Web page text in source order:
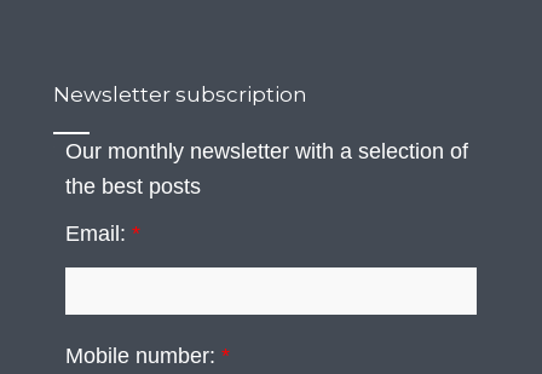
Newsletter subscription
Our monthly newsletter with a selection of
the best posts
Email:*
Mobile number:*